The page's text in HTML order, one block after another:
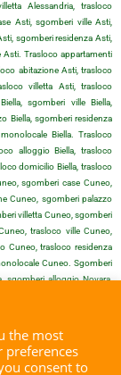
Alessandria, trasloco
Asti, sgomberi ville Asti,
sgomberi residenza Asti,
Trasloco appartamenti
abitazione Asti, trasloco
villetta Asti, trasloco
sgomberi ville Biella,
Biella, sgomberi residenza
Biella. Trasloco
alloggio Biella, trasloco
domicilio Biella, trasloco
sgomberi case Cuneo,
Cuneo, sgomberi palazzo
villetta Cuneo, sgomberi
trasloco ville Cuneo,
Cuneo, trasloco residenza
Cuneo. Sgomberi
sgomberi alloggio Novara,
Trasloco appartamenti
trasloco abitazione
domicilio Novara, trasloco
sgomberi case Vercelli,
the most
preferences
consent to